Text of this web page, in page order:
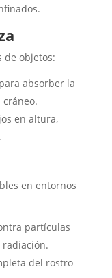
de objetos:
absorber la
en altura,
en entornos
partículas
radiación.
del rostro